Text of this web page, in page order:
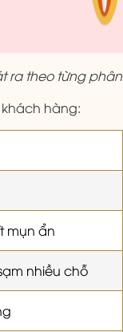
ra theo từng
hàng:
mụn ẩn
nhiều chỗ